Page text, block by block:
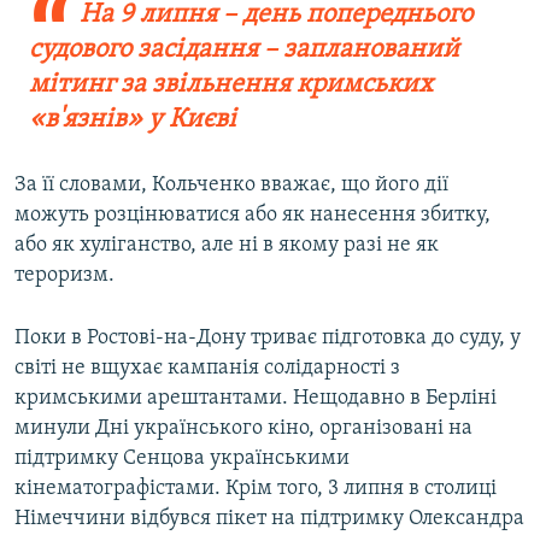
На 9 липня – день попереднього
судового засідання – запланований
мітинг за звільнення кримських
«в'язнів» у Києві
За її словами, Кольченко вважає, що його дії
можуть розцінюватися або як нанесення збитку,
або як хуліганство, але ні в якому разі не як
тероризм.
Поки в Ростові-на-Дону триває підготовка до суду, у
світі не вщухає кампанія солідарності з
кримськими арештантами. Нещодавно в Берліні
минули Дні українського кіно, організовані на
підтримку Сенцова українськими
кінематографістами. Крім того, 3 липня в столиці
Німеччини відбувся пікет на підтримку Олександра